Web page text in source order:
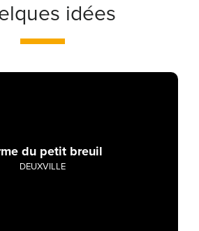
idées
du petit breuil
DEUXVILLE